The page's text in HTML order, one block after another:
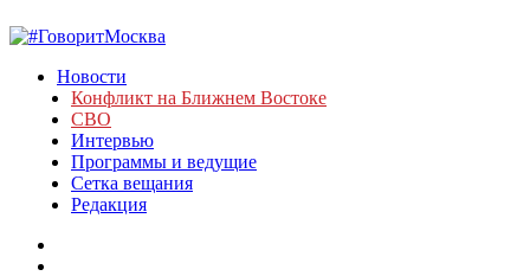
Новости
Конфликт на Ближнем Востоке
СВО
Интервью
Программы и ведущие
Сетка вещания
Редакция